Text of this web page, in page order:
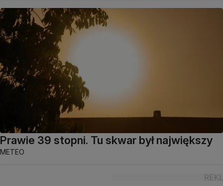
Prawie 39 stopni. Tu skwar był największy
METEO